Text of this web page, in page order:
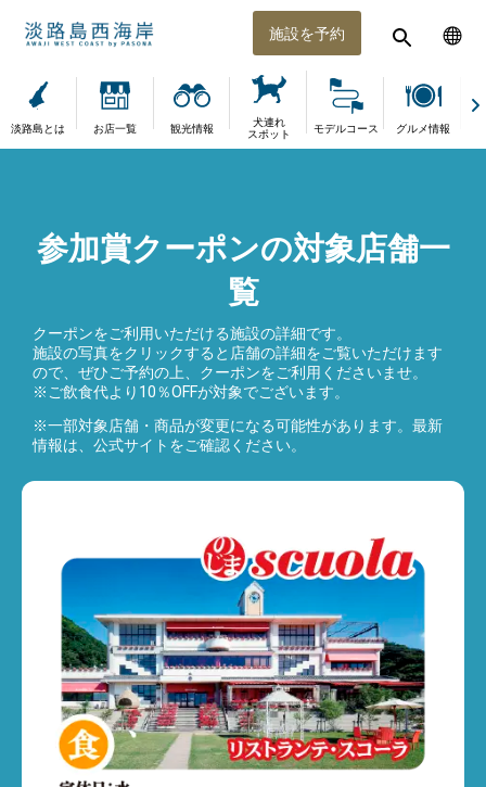
施設を予約
淡路島とは お店一覧 観光情報
犬連れ
スポット
モデルコース グルメ情報
参加賞クーポンの対象店舗一
覧
クーポンをご利用いただける施設の詳細です。
施設の写真をクリックすると店舗の詳細をご覧いただけます
ので、ぜひご予約の上、クーポンをご利用くださいませ。
※ご飲食代より10％OFFが対象でございます。
※一部対象店舗・商品が変更になる可能性があります。最新
情報は、公式サイトをご確認ください。